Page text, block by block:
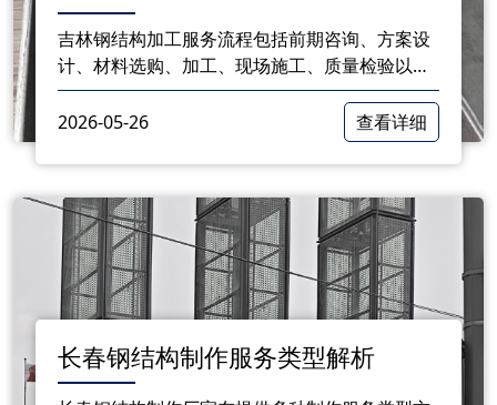
吉林钢结构加工服务流程包括前期咨询、方案设
计、材料选购、加工、现场施工、质量检验以及
售后服务等环节。每个环节我们都注重细节，力
求为客户提供优质的产品和服务。
2026-05-26 查看详细
长春钢结构制作服务类型解析